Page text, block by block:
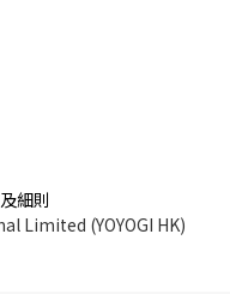
細則
Limited (YOYOGI HK)